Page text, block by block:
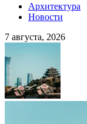
Архитектура
Новости
7 августа, 2026